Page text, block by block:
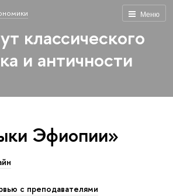
Меню
классического
и античности
Эфиопии»
с преподавателями